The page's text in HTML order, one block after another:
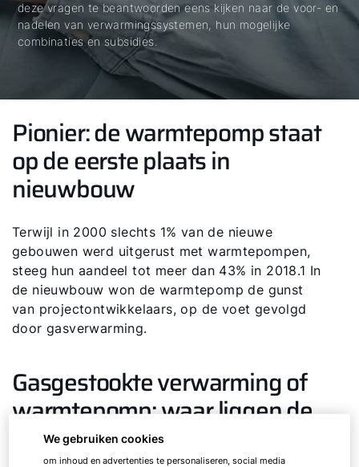
deze vragen te beantwoorden eens kijken naar de voor- en
nadelen van verwarmingssystemen, hun mogelijke
combinaties en subsidies.
Pionier: de warmtepomp staat
op de eerste plaats in
nieuwbouw
Terwijl in 2000 slechts 1% van de nieuwe
gebouwen werd uitgerust met warmtepompen,
steeg hun aandeel tot meer dan 43% in 2018.1 In
de nieuwbouw won de warmtepomp de gunst
van projectontwikkelaars, op de voet gevolgd
door gasverwarming.
Gasgestookte verwarming of
warmtepomp: waar liggen de
verschillen?
We gebruiken cookies
om inhoud en advertenties te personaliseren, social media